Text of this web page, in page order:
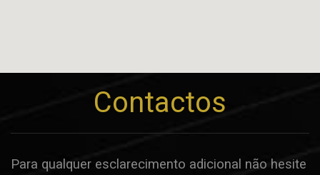
Contactos
Para qualquer esclarecimento adicional não hesite